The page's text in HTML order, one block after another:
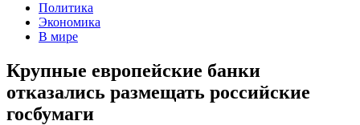
Политика
Экономика
В мире
Крупные европейские банки
отказались размещать российские
госбумаги